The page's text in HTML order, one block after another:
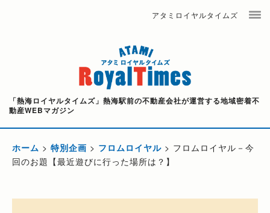
アタミロイヤルタイムズ
「熱海ロイヤルタイムズ」熱海駅前の不動産会社が運営する地域密着不
動産WEBマガジン
ホーム > 特別企画 > フロムロイヤル > フロムロイヤル－今
回のお題【最近遊びに行った場所は？】